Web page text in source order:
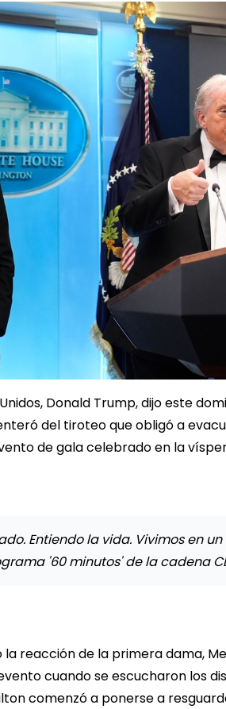
Donald Trump, dijo este
del tiroteo que obligó a
de gala celebrado en la
Entiendo la vida. Vivimos en
'60 minutos' de la cadena
reacción de la primera dama,
cuando se escucharon los
comenzó a ponerse a